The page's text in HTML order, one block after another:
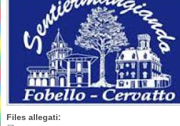
Files allegati: